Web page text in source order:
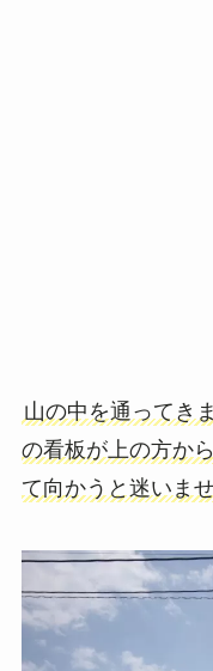
山の中を通ってき
の看板が上の方か
て向かうと迷いませ